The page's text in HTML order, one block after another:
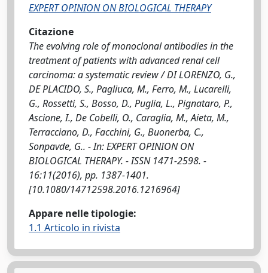
EXPERT OPINION ON BIOLOGICAL THERAPY
Citazione
The evolving role of monoclonal antibodies in the
treatment of patients with advanced renal cell
carcinoma: a systematic review / DI LORENZO, G.,
DE PLACIDO, S., Pagliuca, M., Ferro, M., Lucarelli,
G., Rossetti, S., Bosso, D., Puglia, L., Pignataro, P.,
Ascione, I., De Cobelli, O., Caraglia, M., Aieta, M.,
Terracciano, D., Facchini, G., Buonerba, C.,
Sonpavde, G.. - In: EXPERT OPINION ON
BIOLOGICAL THERAPY. - ISSN 1471-2598. -
16:11(2016), pp. 1387-1401.
[10.1080/14712598.2016.1216964]
Appare nelle tipologie:
1.1 Articolo in rivista